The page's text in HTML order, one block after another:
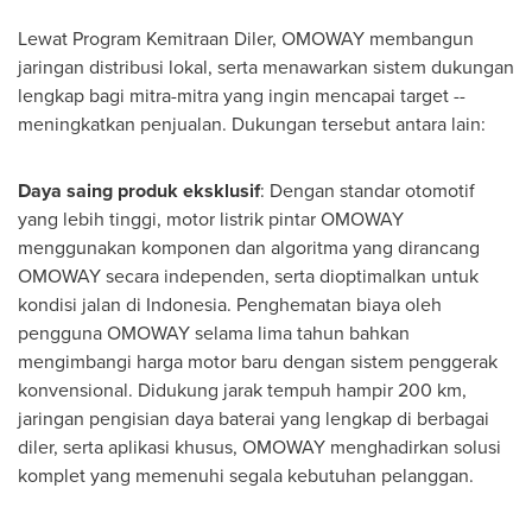
Lewat Program Kemitraan Diler, OMOWAY membangun
jaringan distribusi lokal, serta menawarkan sistem dukungan
lengkap bagi mitra-mitra yang ingin mencapai target --
meningkatkan penjualan. Dukungan tersebut antara lain:
Daya saing produk eksklusif: Dengan standar otomotif
yang lebih tinggi, motor listrik pintar OMOWAY
menggunakan komponen dan algoritma yang dirancang
OMOWAY secara independen, serta dioptimalkan untuk
kondisi jalan di Indonesia. Penghematan biaya oleh
pengguna OMOWAY selama lima tahun bahkan
mengimbangi harga motor baru dengan sistem penggerak
konvensional. Didukung jarak tempuh hampir 200 km,
jaringan pengisian daya baterai yang lengkap di berbagai
diler, serta aplikasi khusus, OMOWAY menghadirkan solusi
komplet yang memenuhi segala kebutuhan pelanggan.